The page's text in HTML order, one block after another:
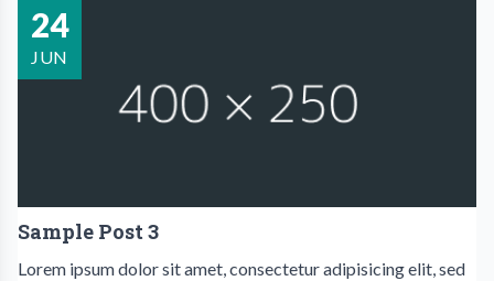
24
JUN
Sample Post 3
Lorem ipsum dolor sit amet, consectetur adipisicing elit, sed